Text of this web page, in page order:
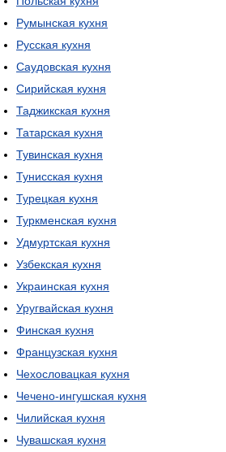
Румынская кухня
Русская кухня
Саудовская кухня
Сирийская кухня
Таджикская кухня
Татарская кухня
Тувинская кухня
Тунисская кухня
Турецкая кухня
Туркменская кухня
Удмуртская кухня
Узбекская кухня
Украинская кухня
Уругвайская кухня
Финская кухня
Французская кухня
Чехословацкая кухня
Чечено-ингушская кухня
Чилийская кухня
Чувашская кухня